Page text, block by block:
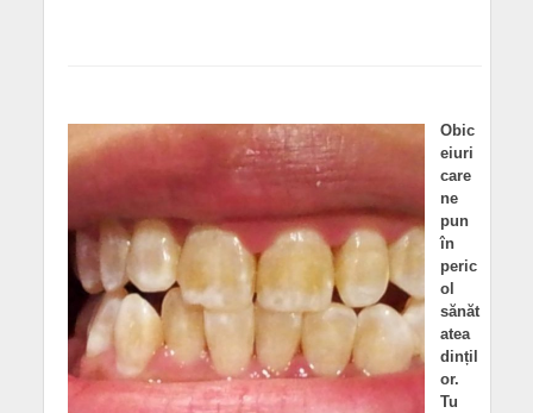
Obic
eiuri
care
ne
pun
în
peric
ol
sănăt
atea
dințil
or.
Tu